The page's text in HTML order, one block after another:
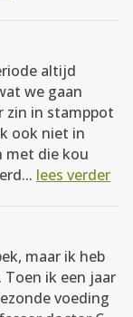
altijd
we gaan
zin in stamppot
ook niet in
met die kou
lees verder
maar ik heb
ik een jaar
voeding